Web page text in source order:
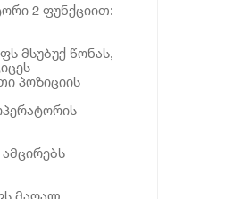
2 ფუნქციით:
მსუბუქ წონას,
პოზიციის
მაღალ